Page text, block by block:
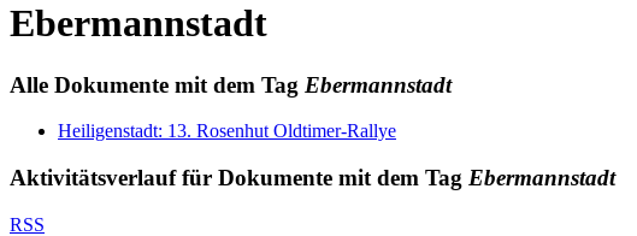
Ebermannstadt
Alle Dokumente mit dem Tag Ebermannstadt
Heiligenstadt: 13. Rosenhut Oldtimer-Rallye
Aktivitätsverlauf für Dokumente mit dem Tag Ebermannstadt
RSS